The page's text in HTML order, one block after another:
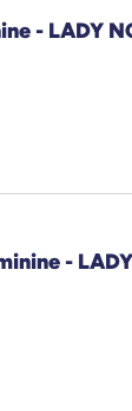
- LADY
-